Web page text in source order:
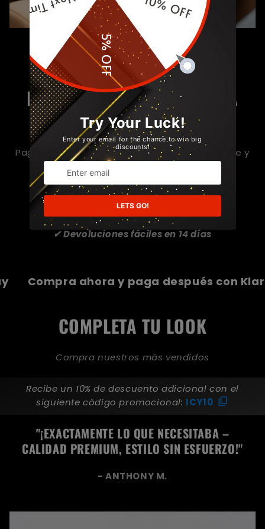
PAGA DESPUÉS
HAZ TU PEDIDO HOY • PAGA
DESPUÉS
Paga después con Klarna y Afterpay
— simple y
flexible al momento de pagar.
✔ Sin cargos ocultos
✔ Envío gratuito a todo el mundo
✔ Devoluciones fáciles en 14 días
Compra ahora y paga después
COMPLETA TU LOOK
Compra nuestros más vendidos
Recibe un 10% de descuento adicional con el
siguiente código promocional: ICY10
"¡EXACTAMENTE LO QUE NECESITABA –
CALIDAD PREMIUM, ESTILO SIN ESFUERZO!"
- ANTHONY M.